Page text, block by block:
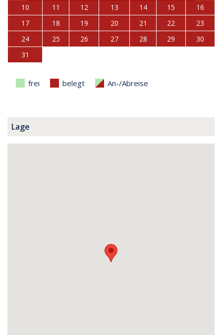
10
11 12 13 14 15
16
17
18 19 20 21 22
23
24
25 26 27 28 29
30
31
frei belegt An-/Abreise
Lage